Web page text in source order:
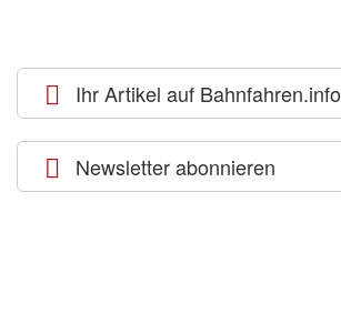
Ihr Artikel auf Bahnfahren.info
Newsletter abonnieren